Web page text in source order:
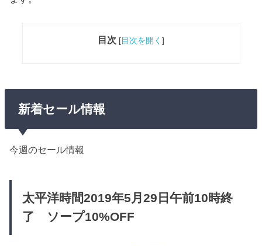
目次 [目次を開く ]
新着セール情報
今週のセール情報
太平洋時間2019年5月29日午前10時終
了 ソープ10%OFF